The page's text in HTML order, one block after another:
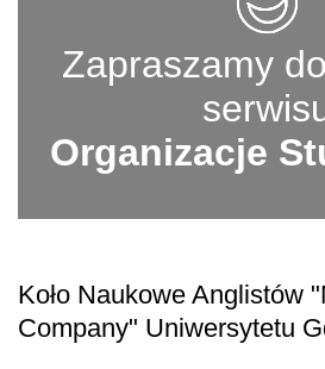
Zapraszamy
Organizacje
Koło Naukowe Anglistów
Company" Uniwersytetu